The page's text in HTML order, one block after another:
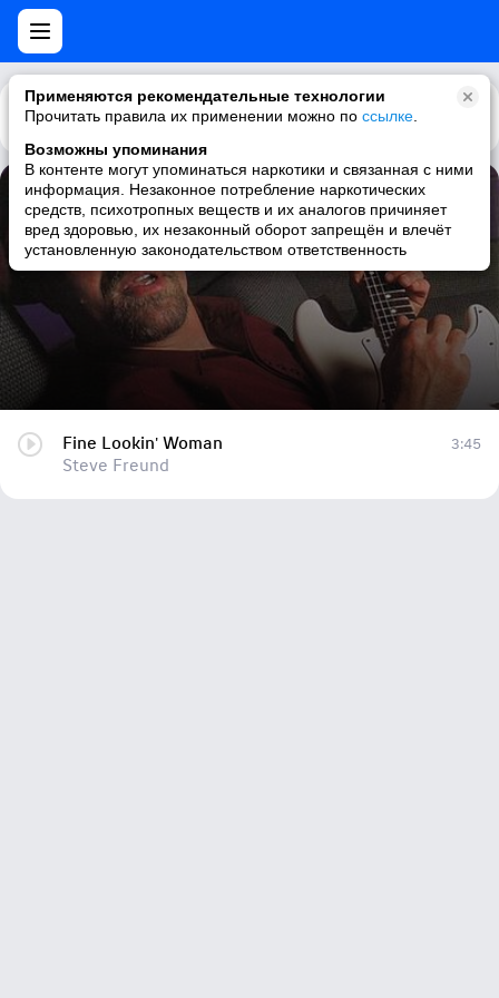
Применяются рекомендательные технологии
Прочитать правила их применении можно по ссылке
Возможны упоминания
В контенте могут упоминаться наркотики и связанная с ними
информация. Незаконное потребление наркотических
средств, психотропных веществ и их аналогов причиняет
вред здоровью, их незаконный оборот запрещён и влечёт
установленную законодательством ответственность
Каталог Рекомендации
Fine Lookin' Woman
Steve Freund
Fine Lookin' Woman
Steve Freund
3:45